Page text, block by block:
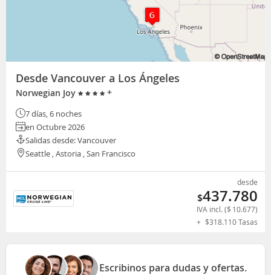
Desde Vancouver a Los Ángeles
Norwegian Joy +
7 días, 6 noches
en Octubre 2026
Salidas desde: Vancouver
Seattle , Astoria , San Francisco
desde
$437.780
IVA incl. ($ 10.677)
+ $318.110Tasas
Escribinos para dudas y ofertas.